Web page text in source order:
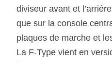
diviseur avant et
que sur la console
plaques de marche et
La F-Type vient en